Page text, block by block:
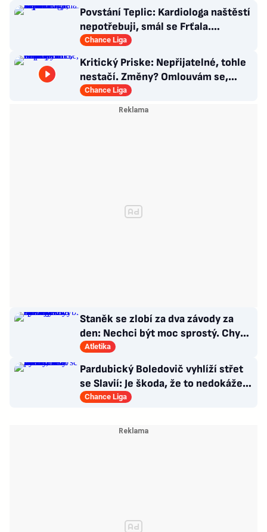
Povstání Teplic: Kardiologa naštěstí
nepotřebuji, smál se Frťala.
Promluvil o zájmu Plzně
Chance Liga
Kritický Priske: Nepřijatelné, tohle
nestačí. Změny? Omlouvám se,
nedokážu odpovědět
Chance Liga
Staněk se zlobí za dva závody za
den: Nechci být moc sprostý. Chybí
nám styčný důstojník
Atletika
Pardubický Boledovič vyhlíží střet
se Slavií: Je škoda, že to nedokáže
postavit na mladých
Chance Liga